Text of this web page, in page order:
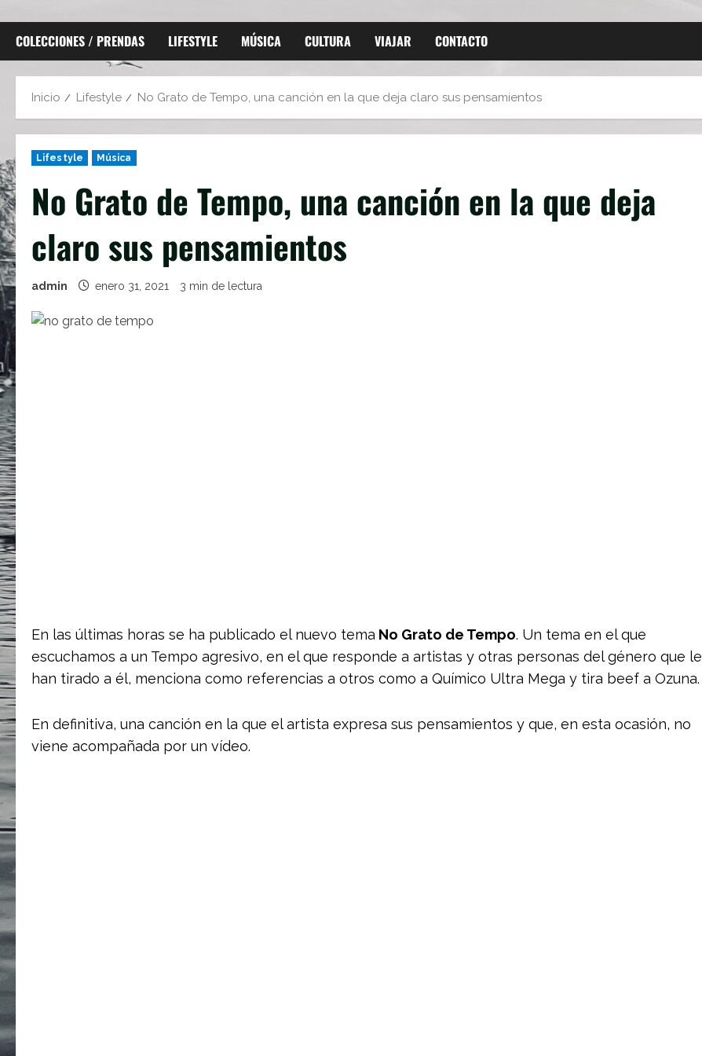
COLECCIONES / PRENDAS LIFESTYLE MÚSICA CULTURA VIAJAR CONTACTO
Inicio Lifestyle No Grato de Tempo, una canción en la que deja claro sus pensamientos
Lifestyle Música
No Grato de Tempo, una canción en la que deja
claro sus pensamientos
admin enero 31, 2021 3 min de lectura
En las últimas horas se ha publicado el nuevo tema No Grato de Tempo. Un tema en el que
escuchamos a un Tempo agresivo, en el que responde a artistas y otras personas del género que le
han tirado a él, menciona como referencias a otros como a Químico Ultra Mega y tira beef a Ozuna.
En definitiva, una canción en la que el artista expresa sus pensamientos y que, en esta ocasión, no
viene acompañada por un vídeo.